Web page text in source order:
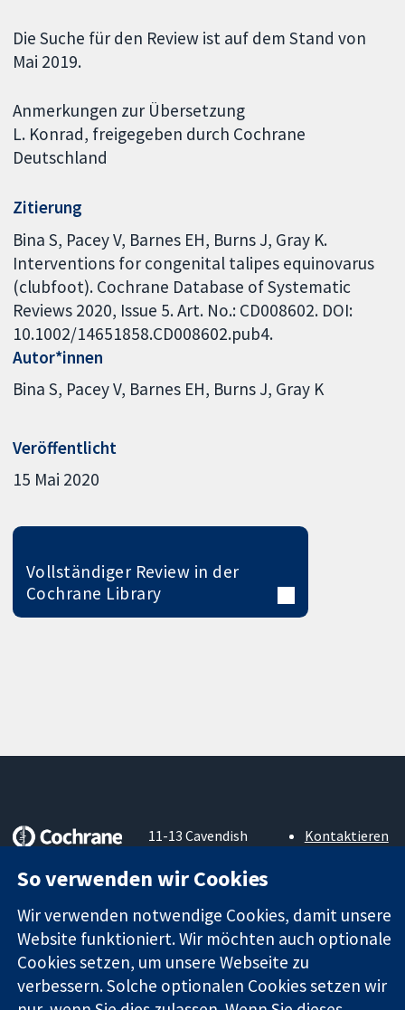
Die Suche für den Review ist auf dem Stand von
Mai 2019.
Anmerkungen zur Übersetzung
L. Konrad, freigegeben durch Cochrane
Deutschland
Zitierung
Bina S, Pacey V, Barnes EH, Burns J, Gray K.
Interventions for congenital talipes equinovarus
(clubfoot). Cochrane Database of Systematic
Reviews 2020, Issue 5. Art. No.: CD008602. DOI:
10.1002/14651858.CD008602.pub4.
Autor*innen
Bina S Pacey V Barnes EH Burns J Gray K
Veröffentlicht
15 Mai 2020
Vollständiger Review in der
Cochrane Library
Zuverlässige
Evidenz
Informierte
Entscheidungen
Bessere
Gesundheit
11-13 Cavendish
London
Vereinigtes
Königreich
Kontaktieren
Über uns
Cochrane
Library
So verwenden wir Cookies
Wir verwenden notwendige Cookies, damit unsere
Website funktioniert. Wir möchten auch optionale
Cookies setzen, um unsere Webseite zu
verbessern. Solche optionalen Cookies setzen wir